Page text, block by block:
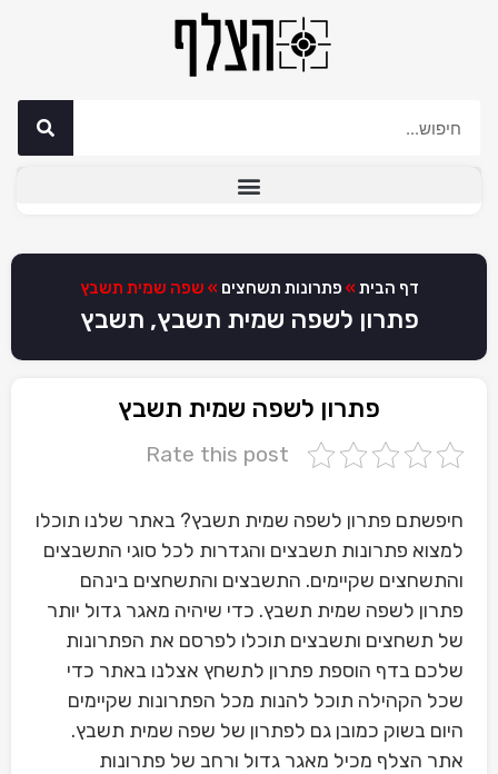
דף הבית » פתרונות תשחצים » שפה שמית תשבץ
פתרון לשפה שמית תשבץ, תשבץ
פתרון לשפה שמית תשבץ
Rate this post
חיפשתם פתרון לשפה שמית תשבץ? באתר שלנו תוכלו
למצוא פתרונות תשבצים והגדרות לכל סוגי התשבצים
והתשחצים שקיימים. התשבצים והתשחצים בינהם
פתרון לשפה שמית תשבץ. כדי שיהיה מאגר גדול יותר
של תשחצים ותשבצים תוכלו לפרסם את הפתרונות
שלכם בדף הוספת פתרון לתשחץ אצלנו באתר כדי
שכל הקהילה תוכל להנות מכל הפתרונות שקיימים
היום בשוק כמובן גם לפתרון של שפה שמית תשבץ.
אתר הצלף מכיל מאגר גדול ורחב של פתרונות